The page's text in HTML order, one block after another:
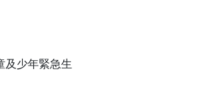
及少年緊急生